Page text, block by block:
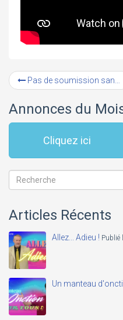
Pas de soumission sans confiance
Annonces du
Cliquez ici
Articles Récents
Allez... Adieu !
Un manteau